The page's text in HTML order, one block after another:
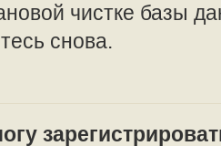
чистке базы
снова.